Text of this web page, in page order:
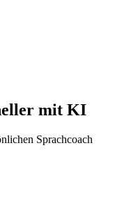
mit KI
Sprachcoach